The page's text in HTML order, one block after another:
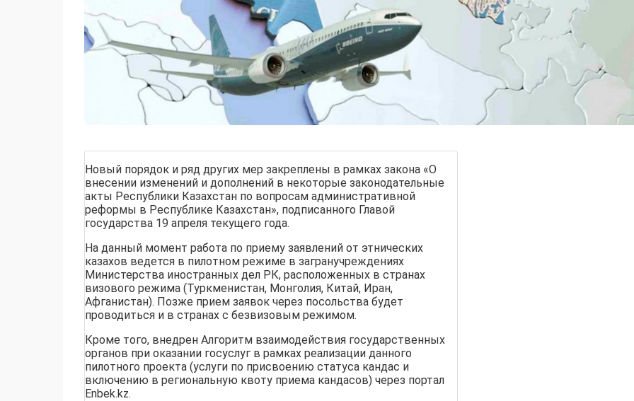
Новый порядок и ряд других мер закреплены в рамках закона «О
внесении изменений и дополнений в некоторые законодательные
акты Республики Казахстан по вопросам административной
реформы в Республике Казахстан», подписанного Главой
государства 19 апреля текущего года.
На данный момент работа по приему заявлений от этнических
казахов ведется в пилотном режиме в загранучреждениях
Министерства иностранных дел РК, расположенных в странах
визового режима (Туркменистан, Монголия, Китай, Иран,
Афганистан). Позже прием заявок через посольства будет
проводиться и в странах с безвизовым режимом.
Кроме того, внедрен Алгоритм взаимодействия государственных
органов при оказании госуслуг в рамках реализации данного
пилотного проекта (услуги по присвоению статуса кандас и
включению в региональную квоту приема кандасов) через портал
Enbek.kz.